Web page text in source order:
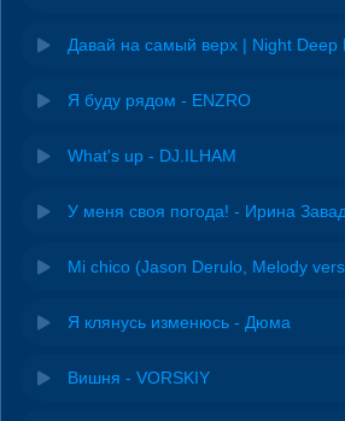
Давай на самый верх | Night Deep
Я буду рядом - ENZRO
What's up - DJ.ILHAM
У меня своя погода! - Ирина
Я клянусь изменюсь - Дюма
Вишня - VORSKIY